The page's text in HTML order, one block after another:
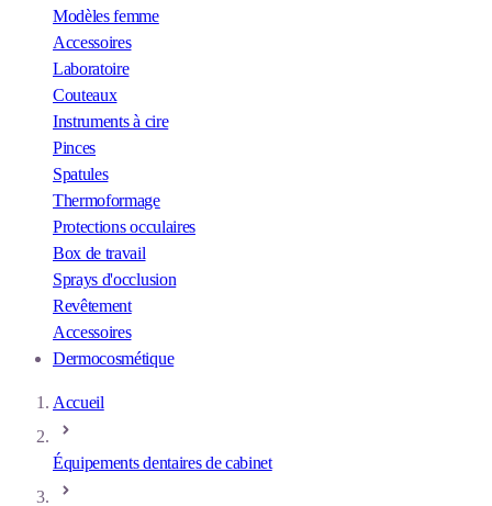
Modèles femme
Accessoires
Laboratoire
Couteaux
Instruments à cire
Pinces
Spatules
Thermoformage
Protections occulaires
Box de travail
Sprays d'occlusion
Revêtement
Accessoires
Dermocosmétique
Accueil
Équipements dentaires de cabinet